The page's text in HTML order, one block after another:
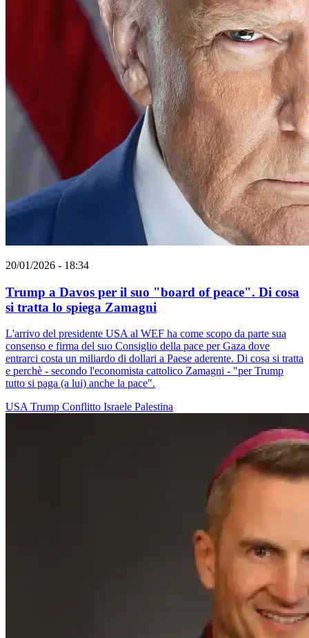
20/01/2026 - 18:34
Trump a Davos per il suo "board of peace". Di cosa
si tratta lo spiega Zamagni
L'arrivo del presidente USA al WEF ha come scopo da parte sua
consenso e firma del suo Consiglio della pace per Gaza dove
entrarci costa un miliardo di dollari a Paese aderente. Di cosa si tratta
e perchè - secondo l'economista cattolico Zamagni - "per Trump
tutto si paga (a lui) anche la pace".
USATrump Conflitto Israele Palestina